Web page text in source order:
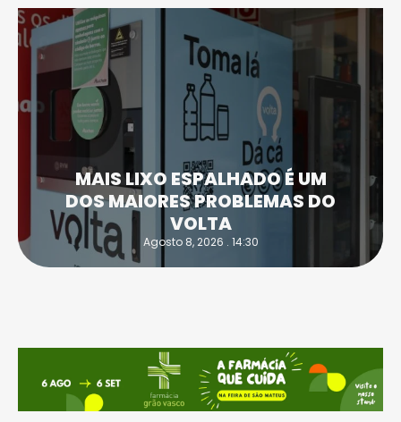
MAIS LIXO ESPALHADO É UM
DOS MAIORES PROBLEMAS DO
VOLTA
Agosto 8, 2026 . 14:30